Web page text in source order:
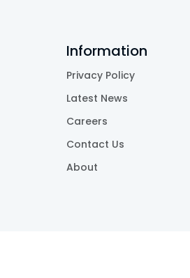
Information
Privacy Policy
Latest News
Careers
Contact Us
About